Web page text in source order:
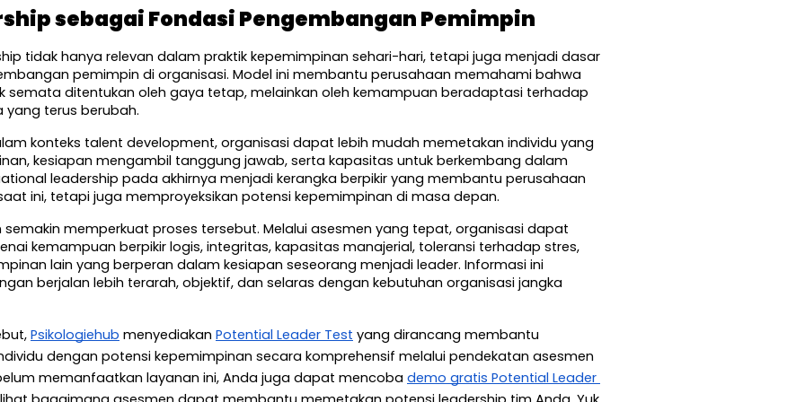
sebagai Fondasi Pengembangan Pemimpin
tidak hanya relevan dalam praktik kepemimpinan sehari-hari, tetapi juga menjadi dasar
pemimpin di organisasi. Model ini membantu perusahaan memahami bahwa
semata ditentukan oleh gaya tetap, melainkan oleh kemampuan beradaptasi terhadap
yang terus berubah.
konteks talent development, organisasi dapat lebih mudah memetakan individu yang
kesiapan mengambil tanggung jawab, serta kapasitas untuk berkembang dalam
leadership pada akhirnya menjadi kerangka berpikir yang membantu perusahaan
ini, tetapi juga memproyeksikan potensi kepemimpinan di masa depan.
memperkuat proses tersebut. Melalui asesmen yang tepat, organisasi dapat
kemampuan berpikir logis, integritas, kapasitas manajerial, toleransi terhadap stres,
lain yang berperan dalam kesiapan seseorang menjadi leader. Informasi ini
berjalan lebih terarah, objektif, dan selaras dengan kebutuhan organisasi jangka
Psikologiehub menyediakan Potential Leader Test yang dirancang membantu
dengan potensi kepemimpinan secara komprehensif melalui pendekatan asesmen
memanfaatkan layanan ini, Anda juga dapat mencoba demo gratis Potential Leader